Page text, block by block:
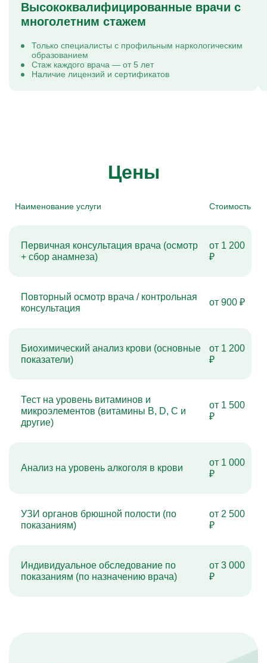
Высококвалифицированные врачи с
многолетним стажем
Только специалисты с профильным наркологическим
образованием
Стаж каждого врача — от 5 лет
Наличие лицензий и сертификатов
Цены
Наименование услуги Стоимость
Первичная консультация врача (осмотр
+ сбор анамнеза)
от 1 200
₽
Повторный осмотр врача / контрольная
консультация
от 900 ₽
Биохимический анализ крови (основные
показатели)
от 1 200
₽
Тест на уровень витаминов и
микроэлементов (витамины B, D, C и
другие)
от 1 500
₽
Анализ на уровень алкоголя в крови
от 1 000
₽
УЗИ органов брюшной полости (по
показаниям)
от 2 500
₽
Индивидуальное обследование по
показаниям (по назначению врача)
от 3 000
₽